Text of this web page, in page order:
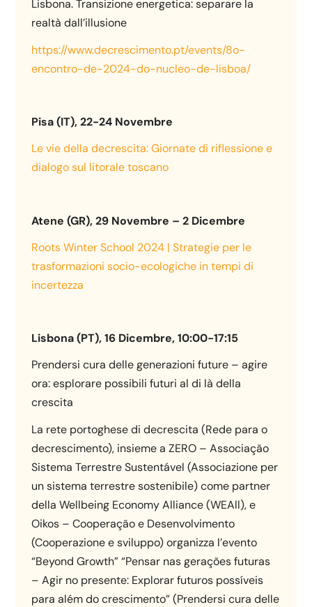
Lisbona. Transizione energetica: separare la
realtà dall’illusione
https://www.decrescimento.pt/events/8o-
encontro-de-2024-do-nucleo-de-lisboa/
Pisa (IT), 22-24 Novembre
Le vie della decrescita: Giornate di riflessione e
dialogo sul litorale toscano
Atene (GR), 29 Novembre – 2 Dicembre
Roots Winter School 2024 | Strategie per le
trasformazioni socio-ecologiche in tempi di
incertezza
Lisbona (PT), 16 Dicembre, 10:00-17:15
Prendersi cura delle generazioni future – agire
ora: esplorare possibili futuri al di là della
crescita
La rete portoghese di decrescita (Rede para o
decrescimento), insieme a ZERO – Associação
Sistema Terrestre Sustentável (Associazione per
un sistema terrestre sostenibile) come partner
della Wellbeing Economy Alliance (WEAll), e
Oikos – Cooperação e Desenvolvimento
(Cooperazione e sviluppo) organizza l’evento
“Beyond Growth” “Pensar nas gerações futuras
– Agir no presente: Explorar futuros possíveis
para além do crescimento” (Prendersi cura delle